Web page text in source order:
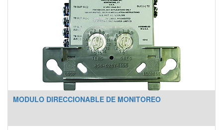
MODULO DIRECCIONABLE DE MONITOREO